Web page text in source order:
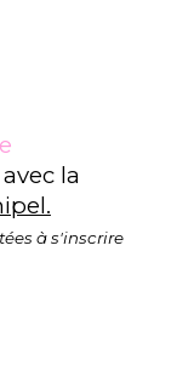
la
à s'inscrire